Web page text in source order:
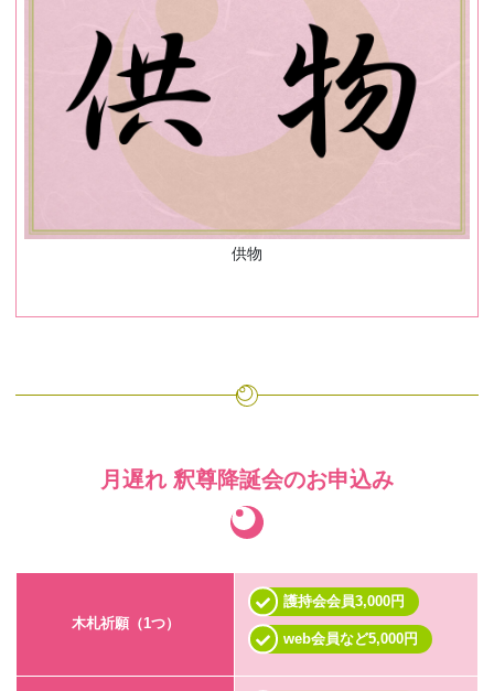
供物
月遅れ 釈尊降誕会のお申込み
木札祈願（1つ）
護持会会員3,000円
web会員など5,000円